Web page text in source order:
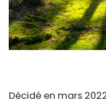
Décidé en mars